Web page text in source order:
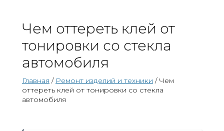
Чем оттереть клей от
тонировки со стекла
автомобиля
Главная / Ремонт изделий и техники / Чем
оттереть клей от тонировки со стекла
автомобиля